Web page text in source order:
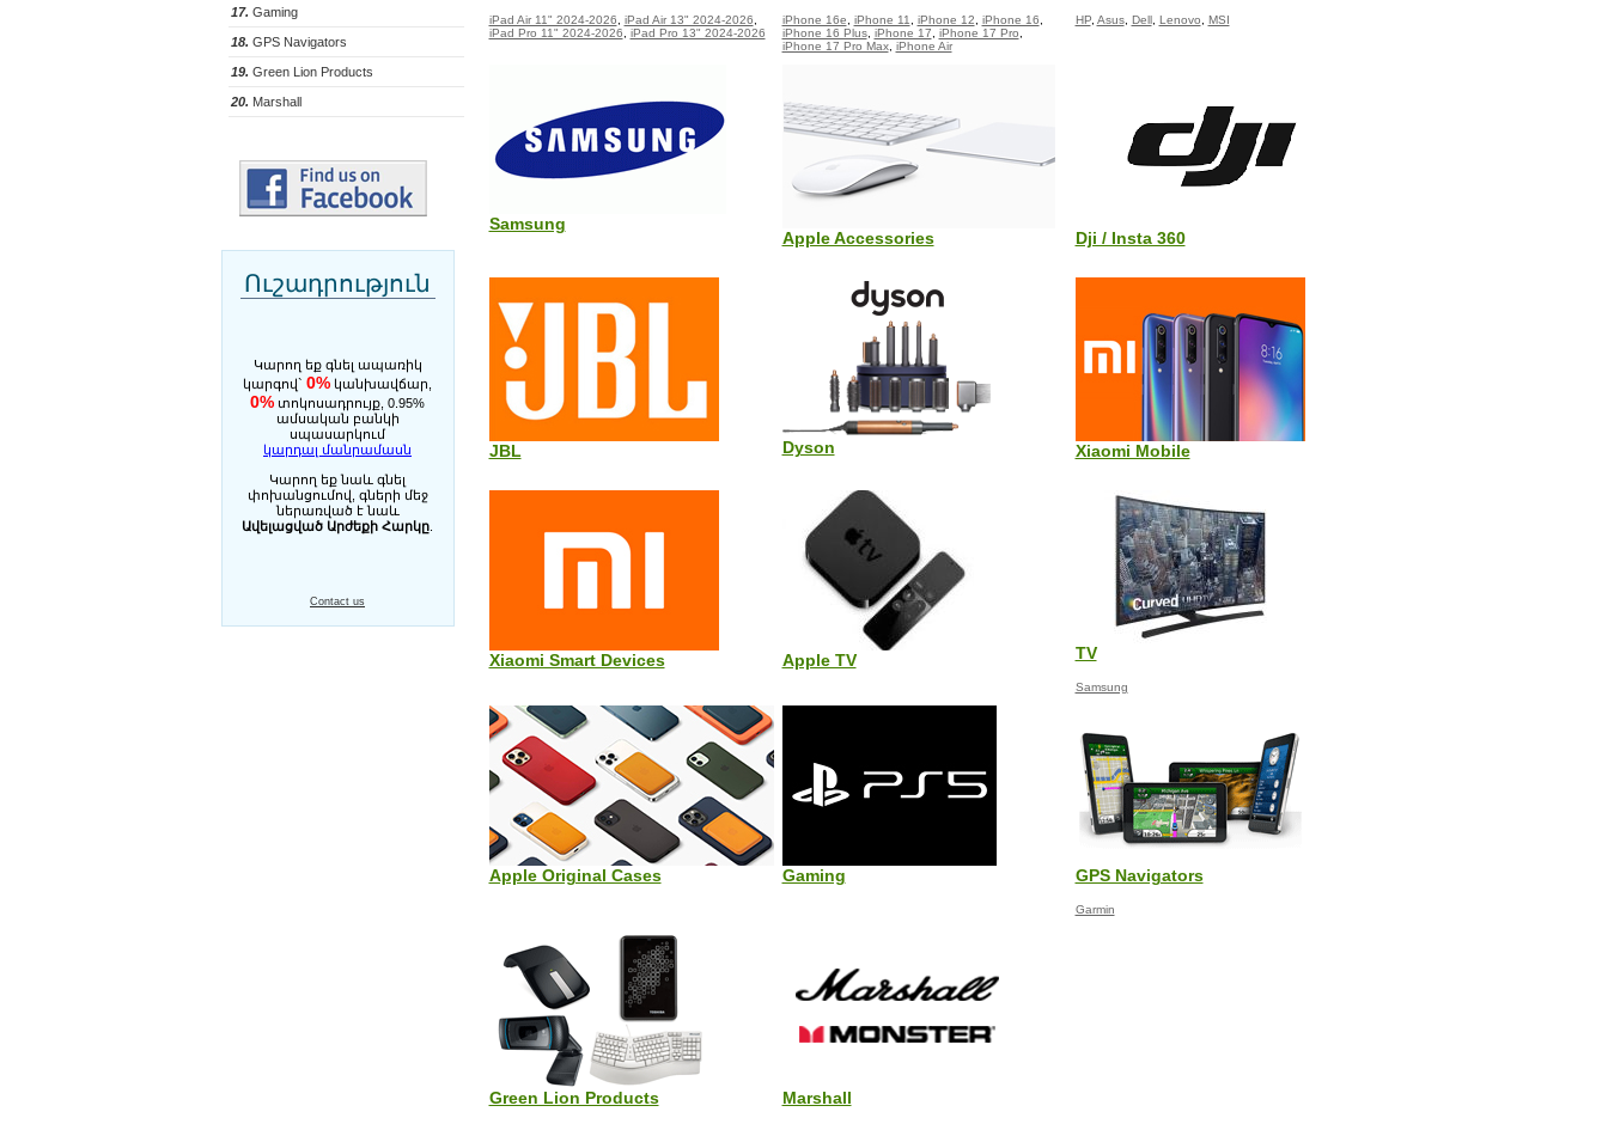
17. Gaming
18. GPS Navigators
19. Green Lion Products
20. Marshall
Ուշադրություն
Կարող եք գնել ապառիկ
կարգով` 0% կանխավճար,
0% տոկոսադրույք, 0.95%
ամսական բանկի
սպասարկում
կարդալ մանրամասն
Կարող եք նաև գնել
փոխանցումով, գների մեջ
ներառված է նաև
Ավելացված Արժեքի Հարկը
Contact us
iPad Air 11" 2024-2026 iPad Air 13" 2024-2026
iPad Pro 11" 2024-2026
iPad Pro 13" 2024-2026
iPhone 16e iPhone 11 iPhone 12 iPhone 16
iPhone 16 Plus, iPhone 17 iPhone 17 Pro
iPhone 17 Pro Max, iPhone Air
HP, Asus, Dell, Lenovo MSI
Samsung
Apple Accessories Dji / Insta 360
JBL Dyson Xiaomi Mobile
Xiaomi Smart Devices Apple TV TV
Samsung
Apple Original Cases Gaming GPS Navigators
Garmin
Green Lion Products Marshall